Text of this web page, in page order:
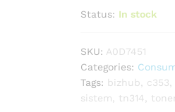
Status: In stock
SKU: A0D7451
Categories:
Tags: bizhub c353
sistem
tn314